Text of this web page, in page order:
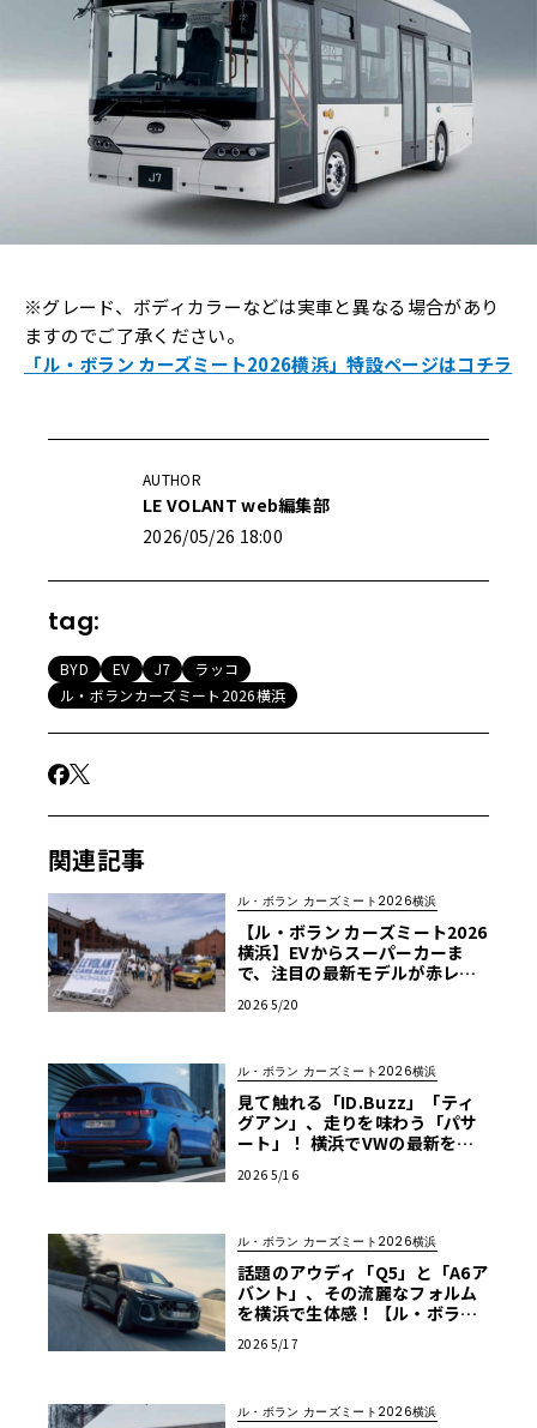
※グレード、ボディカラーなどは実車と異なる場合があり
ますのでご了承ください。
「ル・ボラン カーズミート2026横浜」特設ページはコチラ
AUTHOR
LE VOLANT web編集部
2026/05/26 18:00
tag:
BYD EV J7
ラッコ
ル・ボランカーズミート2026横浜
関連記事
ル・ボラン カーズミート2026横浜
【ル・ボラン カーズミート2026
横浜】EVからスーパーカーま
で、注目の最新モデルが赤レン
2026 5/20
ル・ボラン カーズミート2026横浜
見て触れる「ID.Buzz」「ティ
グアン」、走りを味わう「パサ
ート」！ 横浜でVWの最新をフ
ト2026横浜】
2026 5/16
ル・ボラン カーズミート2026横浜
話題のアウディ「Q5」と「A6ア
バント」、その流麗なフォルム
を横浜で生体感！【ル・ボラン
2026 5/17
ル・ボラン カーズミート2026横浜